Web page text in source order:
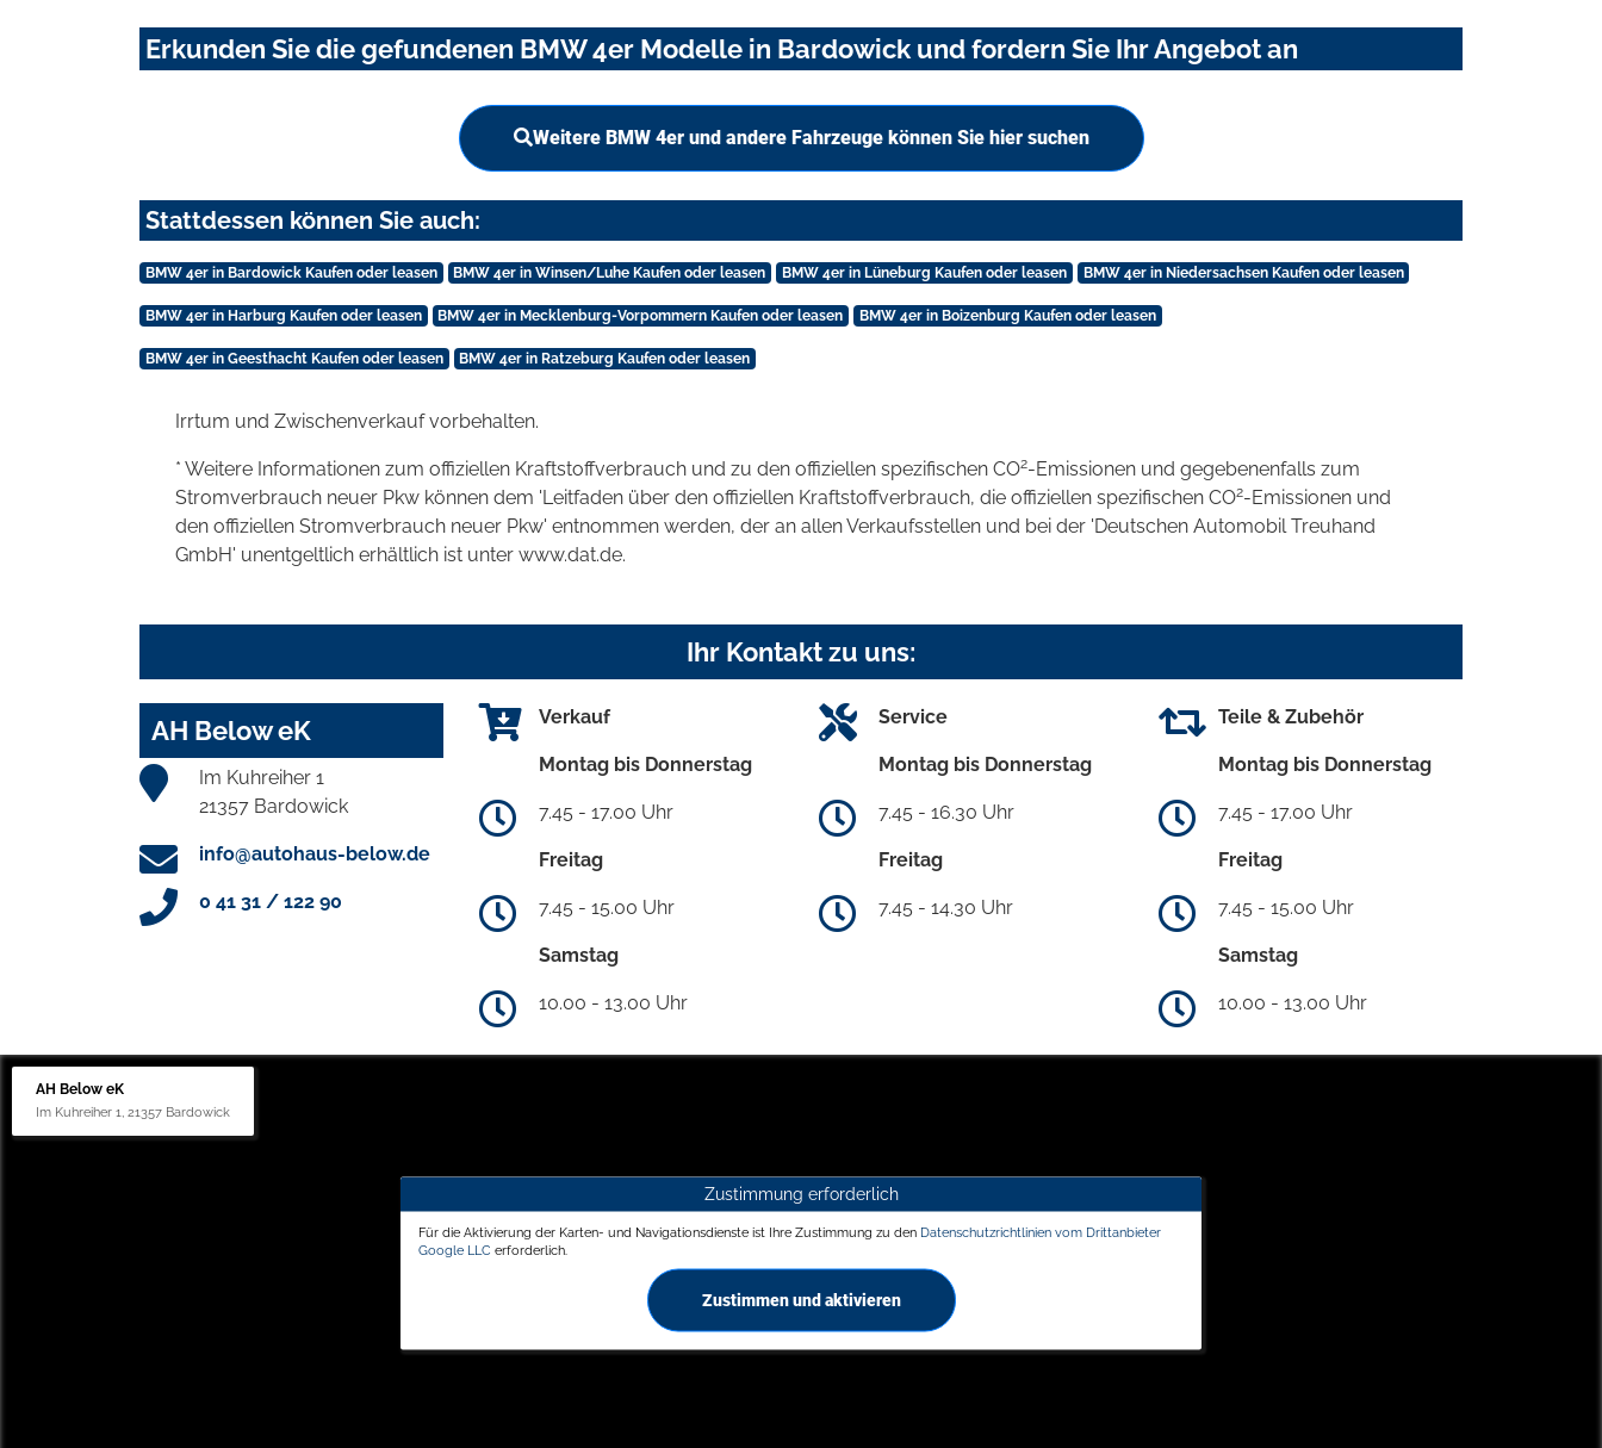
Erkunden Sie die gefundenen BMW 4er Modelle in Bardowick und fordern Sie Ihr Angebot an
Weitere BMW 4er und andere Fahrzeuge können Sie hier suchen
Stattdessen können Sie auch:
BMW 4er in Bardowick Kaufen oder leasen BMW 4er in Winsen/Luhe Kaufen oder leasen BMW 4er in Lüneburg Kaufen oder leasen BMW 4er in Niedersachsen Kaufen oder leasen
BMW 4er in Harburg Kaufen oder leasen BMW 4er in Mecklenburg-Vorpommern Kaufen oder leasen BMW 4er in Boizenburg Kaufen oder leasen
BMW 4er in Geesthacht Kaufen oder leasen BMW 4er in Ratzeburg Kaufen oder leasen
Irrtum und Zwischenverkauf vorbehalten.
* Weitere Informationen zum offiziellen Kraftstoffverbrauch und zu den offiziellen spezifischen CO2-Emissionen und gegebenenfalls zum
Stromverbrauch neuer Pkw können dem 'Leitfaden über den offiziellen Kraftstoffverbrauch, die offiziellen spezifischen CO2-Emissionen und
den offiziellen Stromverbrauch neuer Pkw' entnommen werden, der an allen Verkaufsstellen und bei der 'Deutschen Automobil Treuhand
GmbH' unentgeltlich erhältlich ist unter www.dat.de.
Ihr Kontakt zu uns:
AH Below eK
Im Kuhreiher 1
21357 Bardowick
info@autohaus-below.de
0 41 31 / 122 90
Verkauf
Montag bis Donnerstag
7.45 - 17.00 Uhr
Freitag
7.45 - 15.00 Uhr
Samstag
10.00 - 13.00 Uhr
Service
Montag bis Donnerstag
7.45 - 16.30 Uhr
Freitag
7.45 - 14.30 Uhr
Teile & Zubehör
Montag bis Donnerstag
7.45 - 17.00 Uhr
Freitag
7.45 - 15.00 Uhr
Samstag
10.00 - 13.00 Uhr
AH Below eK
Im Kuhreiher 1, 21357 Bardowick
Zustimmung erforderlich
Für die Aktivierung der Karten- und Navigationsdienste ist Ihre Zustimmung zu den Datenschutzrichtlinien vom Drittanbieter
Google LLC erforderlich.
Zustimmen und aktivieren